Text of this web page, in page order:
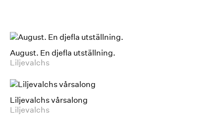
August. En djefla utställning.
Liljevalchs
Liljevalchs vårsalong
Liljevalchs